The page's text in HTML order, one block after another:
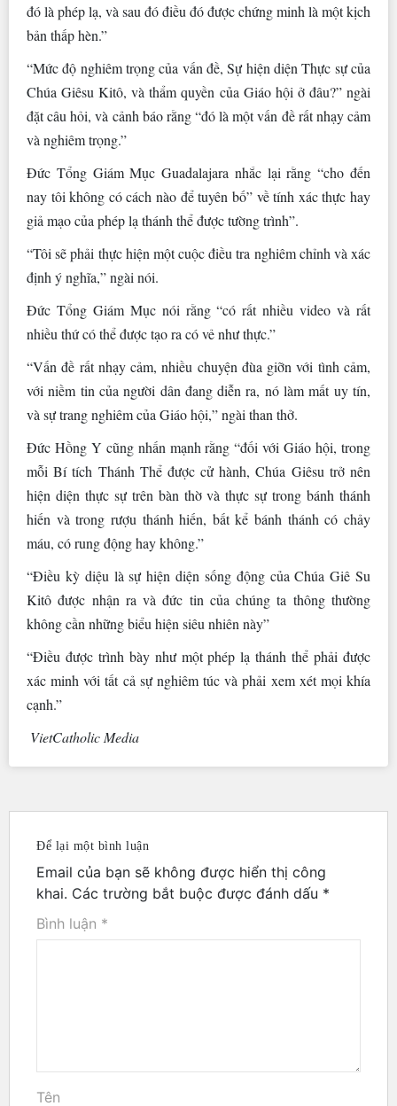
đó là phép lạ, và sau đó điều đó được chứng minh là một kịch
bản thấp hèn.”
“Mức độ nghiêm trọng của vấn đề, Sự hiện diện Thực sự của
Chúa Giêsu Kitô, và thẩm quyền của Giáo hội ở đâu?” ngài
đặt câu hỏi, và cảnh báo rằng “đó là một vấn đề rất nhạy cảm
và nghiêm trọng.”
Đức Tổng Giám Mục Guadalajara nhắc lại rằng “cho đến
nay tôi không có cách nào để tuyên bố” về tính xác thực hay
giả mạo của phép lạ thánh thể được tường trình”.
“Tôi sẽ phải thực hiện một cuộc điều tra nghiêm chỉnh và xác
định ý nghĩa,” ngài nói.
Đức Tổng Giám Mục nói rằng “có rất nhiều video và rất
nhiều thứ có thể được tạo ra có vẻ như thực.”
“Vấn đề rất nhạy cảm, nhiều chuyện đùa giỡn với tình cảm,
với niềm tin của người dân đang diễn ra, nó làm mất uy tín,
và sự trang nghiêm của Giáo hội,” ngài than thở.
Đức Hồng Y cũng nhấn mạnh rằng “đối với Giáo hội, trong
mỗi Bí tích Thánh Thể được cử hành, Chúa Giêsu trở nên
hiện diện thực sự trên bàn thờ và thực sự trong bánh thánh
hiến và trong rượu thánh hiến, bất kể bánh thánh có chảy
máu, có rung động hay không.”
“Điều kỳ diệu là sự hiện diện sống động của Chúa Giê Su
Kitô được nhận ra và đức tin của chúng ta thông thường
không cần những biểu hiện siêu nhiên này”
“Điều được trình bày như một phép lạ thánh thể phải được
xác minh với tất cả sự nghiêm túc và phải xem xét mọi khía
cạnh.”
VietCatholic Media
Để lại một bình luận
Email của bạn sẽ không được hiển thị công
khai. Các trường bắt buộc được đánh dấu *
Bình luận *
Tên